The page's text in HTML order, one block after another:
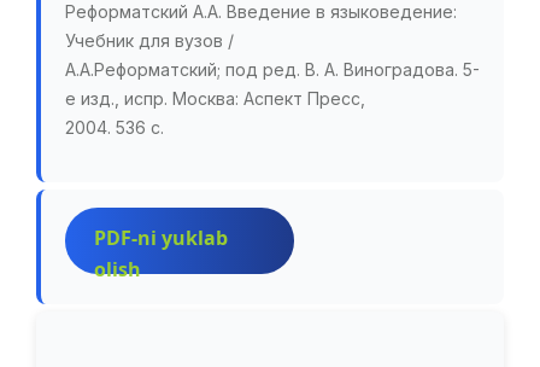
Реформатский А.А. Введение в языковедение:
Учебник для вузов /
А.А.Реформатский; под ред. В. А. Виноградова. 5-
е изд., испр. Москва: Аспект Пресс,
2004. 536 с.
PDF-ni yuklab
olish